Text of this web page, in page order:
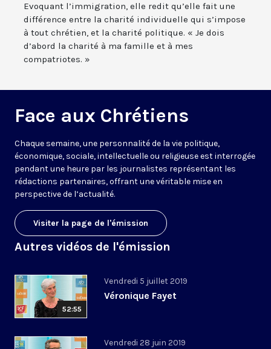
Evoquant l’immigration, elle redit qu’elle fait une
différence entre la charité individuelle qui s’impose
à tout chrétien, et la charité politique. « Je dois
d’abord la charité à ma famille et à mes
compatriotes. »
Face aux Chrétiens
Chaque semaine, une personnalité de la vie politique,
économique, sociale, intellectuelle ou religieuse est interrogée
pendant une heure par les journalistes représentant les
rédactions partenaires, offrant une véritable mise en
perspective de l’actualité.
Visiter la page de l'émission
Autres vidéos de l'émission
52:55
Vendredi 5 juillet 2019
Véronique Fayet
Vendredi 28 juin 2019